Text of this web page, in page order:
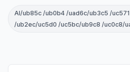
AI/ub85c /ub0b4 /uad6c/ub3c5 /
/ub2ec/uc5d0 /uc5bc/ub9c8 /uc0c8/